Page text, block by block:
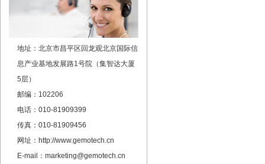
地址：北京市昌平区回龙观北京国际信
息产业基地发展路1号院（集智达大厦
5层）
邮编：102206
电话：010-81909399
传真：010-81909456
网址：http://www.gemotech.cn
E-mail：marketing@gemotech.cn